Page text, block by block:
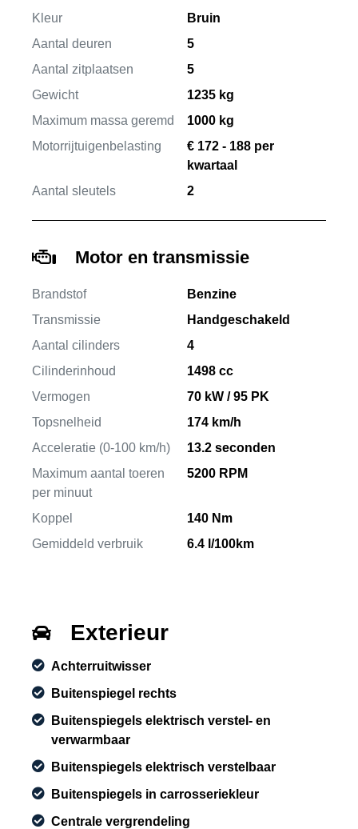
Kleur
Bruin
Aantal deuren
5
Aantal zitplaatsen
5
Gewicht
1235 kg
Maximum massa geremd
1000 kg
Motorrijtuigenbelasting
€ 172 - 188 per
kwartaal
Aantal sleutels
2
Motor en transmissie
Brandstof
Benzine
Transmissie
Handgeschakeld
Aantal cilinders
4
Cilinderinhoud
1498 cc
Vermogen
70 kW / 95 PK
Topsnelheid
174 km/h
Acceleratie (0-100 km/h)
13.2 seconden
Maximum aantal toeren
per minuut
5200 RPM
Koppel
140 Nm
Gemiddeld verbruik
6.4 l/100km
Exterieur
Achterruitwisser
Buitenspiegel rechts
Buitenspiegels elektrisch verstel- en
verwarmbaar
Buitenspiegels elektrisch verstelbaar
Buitenspiegels in carrosseriekleur
Centrale vergrendeling